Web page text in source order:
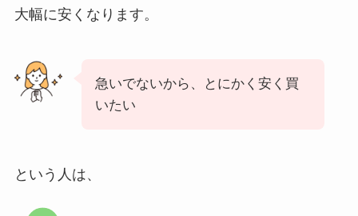
大幅に安くなります。
急いでないから、とにかく安く買
いたい
という人は、